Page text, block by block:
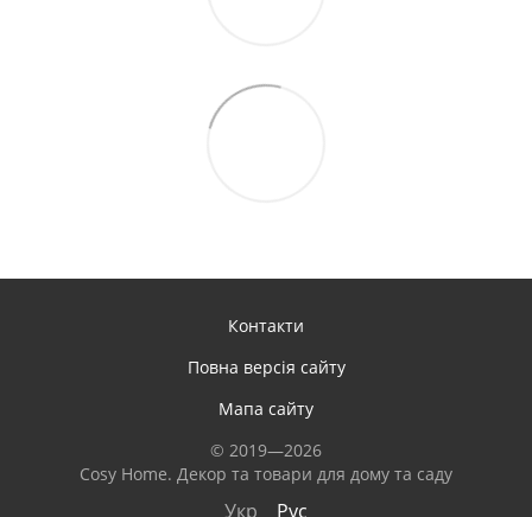
Контакти
Повна версія сайту
Мапа сайту
© 2019—2026
Сosy Home. Декор та товари для дому та саду
Укр Рус